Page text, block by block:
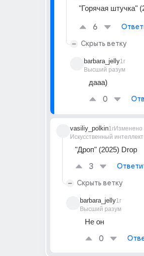
"Горячая штучка"
6
Скрыть ветку
barbara_jelly
Высший разум
1г
дааа)
0
vasiliy_polkin
Искусственный интеллект
1гИзменено
"Дроп" (2025) Drop
3
Скрыть ветку
barbara_jelly
Высший разум
1г
Не он
0